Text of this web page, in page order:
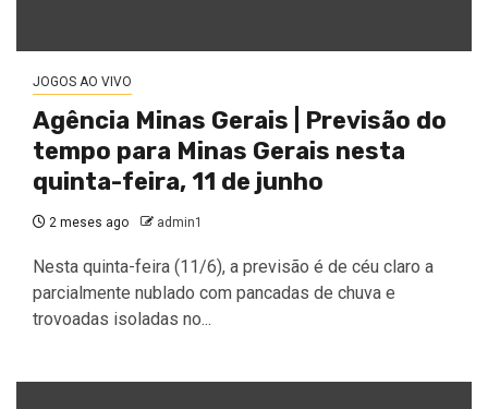
JOGOS AO VIVO
Agência Minas Gerais | Previsão do
tempo para Minas Gerais nesta
quinta-feira, 11 de junho
2 meses ago admin1
Nesta quinta-feira (11/6), a previsão é de céu claro a
parcialmente nublado com pancadas de chuva e
trovoadas isoladas no...